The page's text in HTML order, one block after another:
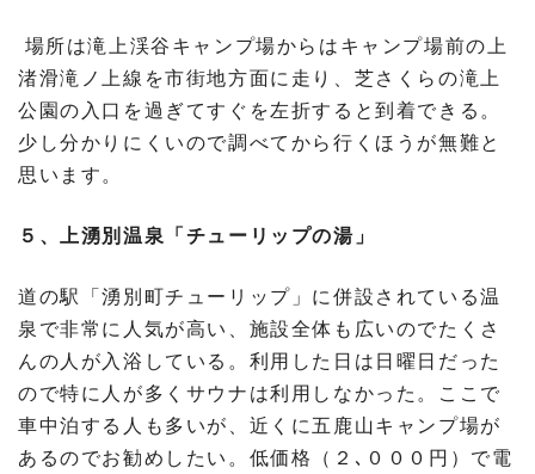
場所は滝上渓谷キャンプ場からはキャンプ場前の上
渚滑滝ノ上線を市街地方面に走り、芝さくらの滝上
公園の入口を過ぎてすぐを左折すると到着できる。
少し分かりにくいので調べてから行くほうが無難と
思います。
５、上湧別温泉「チューリップの湯」
道の駅「湧別町チューリップ」に併設されている温
泉で非常に人気が高い、施設全体も広いのでたくさ
んの人が入浴している。利用した日は日曜日だった
ので特に人が多くサウナは利用しなかった。ここで
車中泊する人も多いが、近くに五鹿山キャンプ場が
あるのでお勧めしたい。低価格（２､０００円）で電